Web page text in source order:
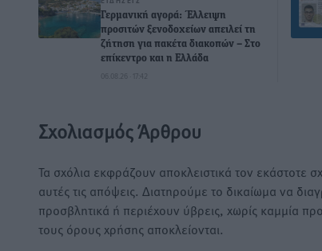
Γερμανική αγορά: Έλλειψη
προσιτών ξενοδοχείων απειλεί τη
ζήτηση για πακέτα διακοπών – Στο
επίκεντρο και η Ελλάδα
06.08.26 · 17:42
Σχολιασμός Άρθρου
Τα σχόλια εκφράζουν αποκλειστικά τον εκάστοτε
αυτές τις απόψεις. Διατηρούμε το δικαίωμα να
προσβλητικά ή περιέχουν ύβρεις, χωρίς καμμία
τους όρους χρήσης αποκλείονται.